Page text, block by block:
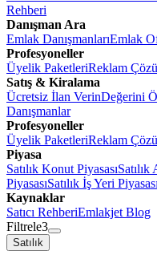
Rehberi
Danışman Ara
Emlak DanışmanlarıEmlak
Profesyoneller
Üyelik PaketleriReklam
Satış & Kiralama
Ücretsiz İlan VerinDeğerini
Danışmanlar
Profesyoneller
Üyelik PaketleriReklam
Piyasa
Satılık Konut PiyasasıSatılık
PiyasasıSatılık İş Yeri Piyasası
Kaynaklar
Satıcı RehberiEmlakjet Blog
Filtrele3
Satılık